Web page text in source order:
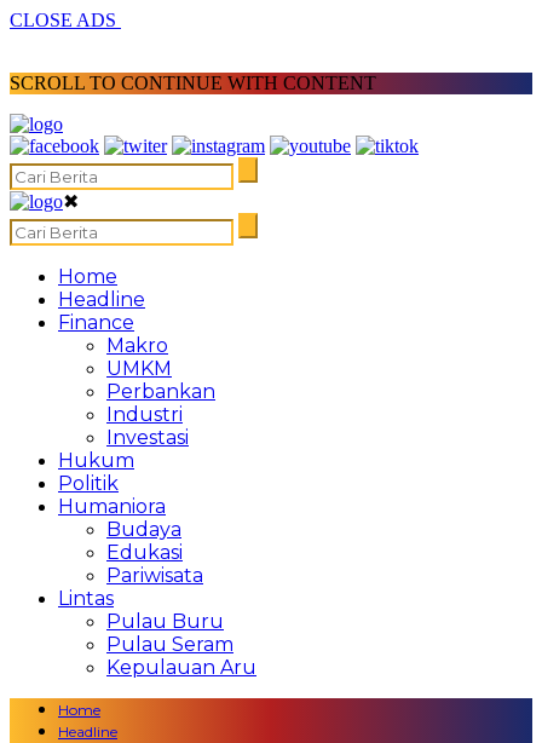
CLOSE ADS
SCROLL TO CONTINUE WITH CONTENT
✖
Home
Headline
Finance
Makro
UMKM
Perbankan
Industri
Investasi
Hukum
Politik
Humaniora
Budaya
Edukasi
Pariwisata
Lintas
Pulau Buru
Pulau Seram
Kepulauan Aru
Home
Headline